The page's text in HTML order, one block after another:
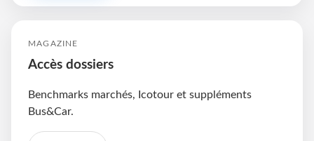
MAGAZINE
Accès dossiers
Benchmarks marchés, Icotour et suppléments
Bus&Car.